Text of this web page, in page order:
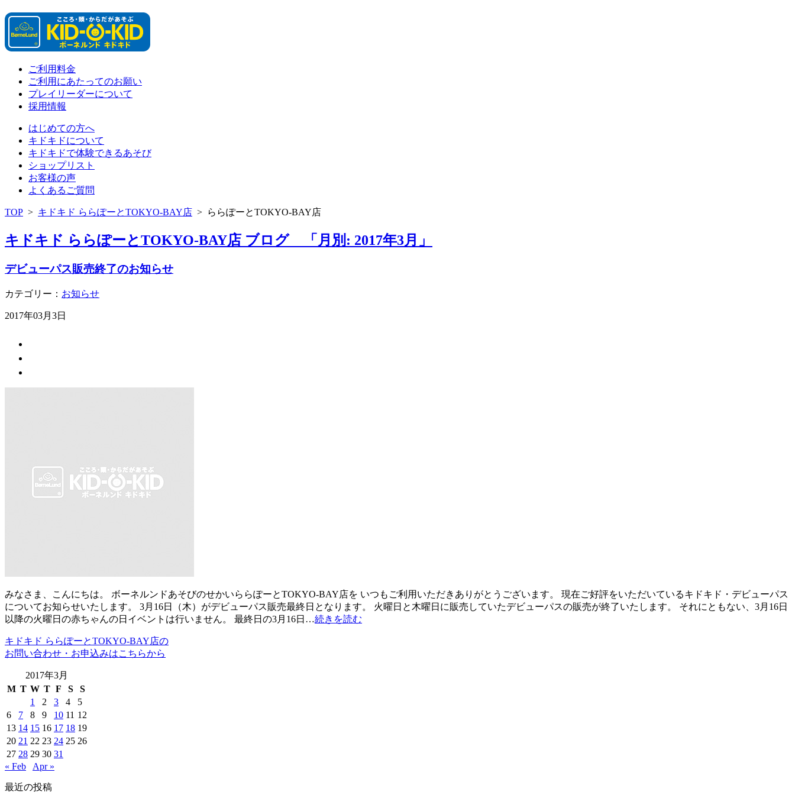
ご利用料金
ご利用にあたってのお願い
プレイリーダーについて
採用情報
はじめての方へ
キドキドについて
キドキドで体験できるあそび
ショップリスト
お客様の声
よくあるご質問
TOP > キドキド ららぽーとTOKYO-BAY店 > ららぽーとTOKYO-BAY店
キドキド ららぽーとTOKYO-BAY店 ブログ 「月別: 2017年3月」
デビューパス販売終了のお知らせ
カテゴリー： お知らせ
2017年03月3日
みなさま、こんにちは。 ボーネルンドあそびのせかいららぽーとTOKYO-BAY店を いつもご利用いただきありがとうございます。 現在ご好評をいただいているキドキド・デビューパス
についてお知らせいたします。 3月16日（木）がデビューパス販売最終日となります。 火曜日と木曜日に販売していたデビューパスの販売が終了いたします。 それにともない、3月16日
以降の火曜日の赤ちゃんの日イベントは行いません。 最終日の3月16日…続きを読む
キドキド ららぽーとTOKYO-BAY店の
お問い合わせ・お申込みはこちらから
2017年3月
M T W T F S
S
1
2 3 4
5
6
7 8 9 10 11 12
13 14 15 16 17 18 19
20 21 22 23 24 25 26
27 28 29 30 31
« Feb
Apr »
最近の投稿